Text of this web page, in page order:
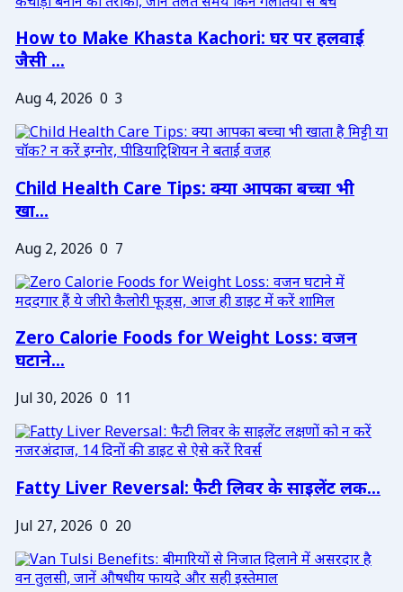
How to Make Khasta Kachori: घर पर हलवाई
जैसी ...
Aug 4, 2026 0 3
Child Health Care Tips: क्या आपका बच्चा भी
खा...
Aug 2, 2026 0 7
Zero Calorie Foods for Weight Loss: वजन
घटाने...
Jul 30, 2026 0 11
Fatty Liver Reversal: फैटी लिवर के साइलेंट लक...
Jul 27, 2026 0 20